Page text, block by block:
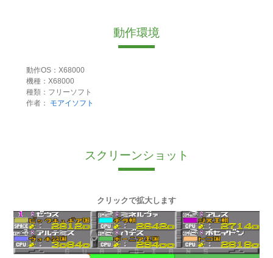
動作環境
動作OS：X68000
機種：X68000
種類：フリーソフト
作者：
モアイソフト
スクリーンショット
クリックで拡大します